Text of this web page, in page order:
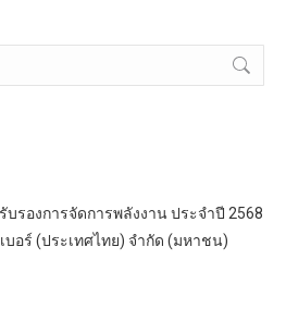
รองการจัดการพลังงาน ประจำปี 2568
บอร์ (ประเทศไทย) จำกัด (มหาชน)